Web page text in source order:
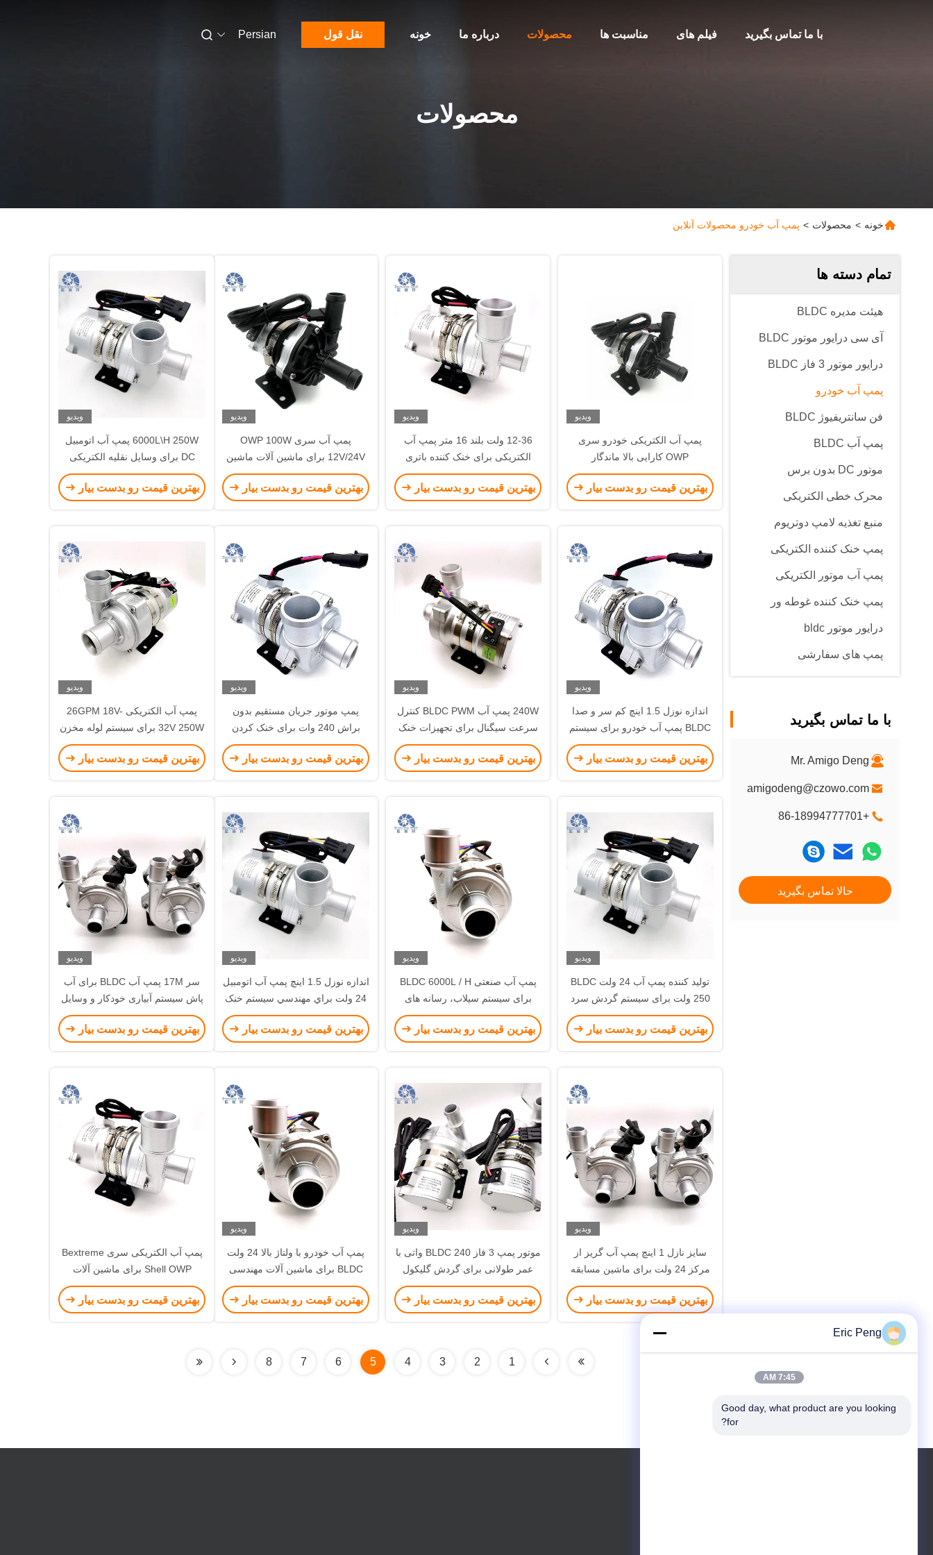
خونه درباره ما محصولات مناسبت ها فیلم های با ما تماس بگیرید نقل قول Persian
محصولات
خونه > محصولات > پمپ آب خودرو محصولات آنلاین
تمام دسته ها
هیئت مدیره BLDC
آی سی درایور موتور BLDC
درایور موتور 3 فاز BLDC
پمپ آب خودرو
فن سانتریفیوژ BLDC
پمپ آب BLDC
موتور DC بدون برس
محرک خطی الکتریکی
منبع تغذیه لامپ دوتریوم
پمپ خنک کننده الکتریکی
پمپ آب موتور الکتریکی
پمپ خنک کننده غوطه ور
درایور موتور bldc
پمپ های سفارشی
با ما تماس بگیرید
Mr. Amigo Deng
amigodeng@czowo.com
+86-18994777701
حالا تماس بگیرید
ویدیو
پمپ آب الکتریکی خودرو سری
OWP کارایی بالا ماندگار
بهترین قیمت رو بدست بیار
ویدیو
12-36 ولت بلند 16 متر پمپ آب
الکتریکی برای خنک کننده باتری
اتوبوس BEV PHEV
بهترین قیمت رو بدست بیار
ویدیو
پمپ آب سری OWP 100W
12V/24V برای ماشین آلات ماشین
آلات PHEV سیستم گردش خنک
کننده
بهترین قیمت رو بدست بیار
ویدیو
6000L\H 250W پمپ آب اتومبیل
DC برای وسایل نقلیه الکتریکی
بهترین قیمت رو بدست بیار
ویدیو
اندازه نوزل 1.5 اینچ کم سر و صدا
BLDC پمپ آب خودرو برای سیستم
مدیریت حرارتی
بهترین قیمت رو بدست بیار
ویدیو
240W پمپ آب BLDC PWM کنترل
سرعت سیگنال برای تجهیزات خنک
کننده صنعتی
بهترین قیمت رو بدست بیار
ویدیو
پمپ موتور جریان مستقیم بدون
براش 240 وات برای خنک کردن
تجهیزات ذخیره انرژی
بهترین قیمت رو بدست بیار
ویدیو
پمپ آب الکتریکی 26GPM 18V-
32V 250W برای سیستم لوله مخزن
آب
بهترین قیمت رو بدست بیار
ویدیو
تولید کننده پمپ آب 24 ولت BLDC
250 ولت برای سیستم گردش سرد
کننده سرور
بهترین قیمت رو بدست بیار
ویدیو
پمپ آب صنعتی BLDC 6000L / H
برای سیستم سیلاب، رسانه های
چسبناک و مایع
بهترین قیمت رو بدست بیار
ویدیو
اندازه نوزل 1.5 اينچ پمپ آب اتومبيل
24 ولت براي مهندسي سيستم خنک
کننده اتوبوس
بهترین قیمت رو بدست بیار
ویدیو
سر 17M پمپ آب BLDC برای آب
پاش سیستم آبیاری خودکار و وسایل
نقلیه.
بهترین قیمت رو بدست بیار
ویدیو
سایز نازل 1 اینچ پمپ آب گریز از
مرکز 24 ولت برای ماشین مسابقه
اتوبوس BEV سیستم خنک کننده
PHEV.
بهترین قیمت رو بدست بیار
ویدیو
موتور پمپ 3 فاز BLDC 240 واتی با
عمر طولانی برای گردش گلیکول
خنک کننده
بهترین قیمت رو بدست بیار
ویدیو
پمپ آب خودرو با ولتاژ بالا 24 ولت
BLDC برای ماشین آلات مهندسی
بهترین قیمت رو بدست بیار
پمپ آب الکتریکی سری Bextreme
Shell OWP برای ماشین آلات
مهندسی، سیستم گردش خنک کننده
باتری.
بهترین قیمت رو بدست بیار
1
2
3
4
5
6
7
8
Eric Peng
7:45 AM
Good day, what product are you looking
for?